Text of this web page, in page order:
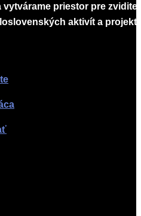
vytvárame priestor pre
aktivít a